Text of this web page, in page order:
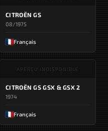
CITROËN GS
08/1975
Français
APERÇU INDISPONIBLE
CITROËN GS GSX & GSX 2
1974
Français